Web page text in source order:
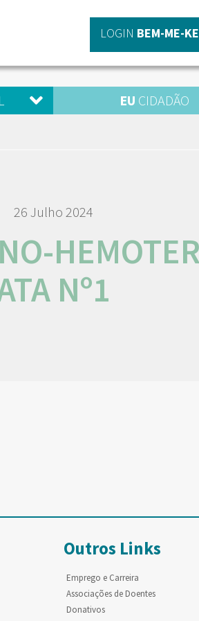
LOGIN BEM-ME-
EU CIDADÃO
26 Julho 2024
Nº1
Outros Links
Emprego e Carreira
Associações de Doentes
Donativos